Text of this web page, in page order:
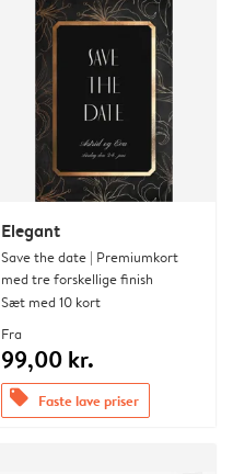
Elegant
Save the date | Premiumkort
med tre forskellige finish
Sæt med 10 kort
Fra
99,00 kr.
offers Faste lave priser